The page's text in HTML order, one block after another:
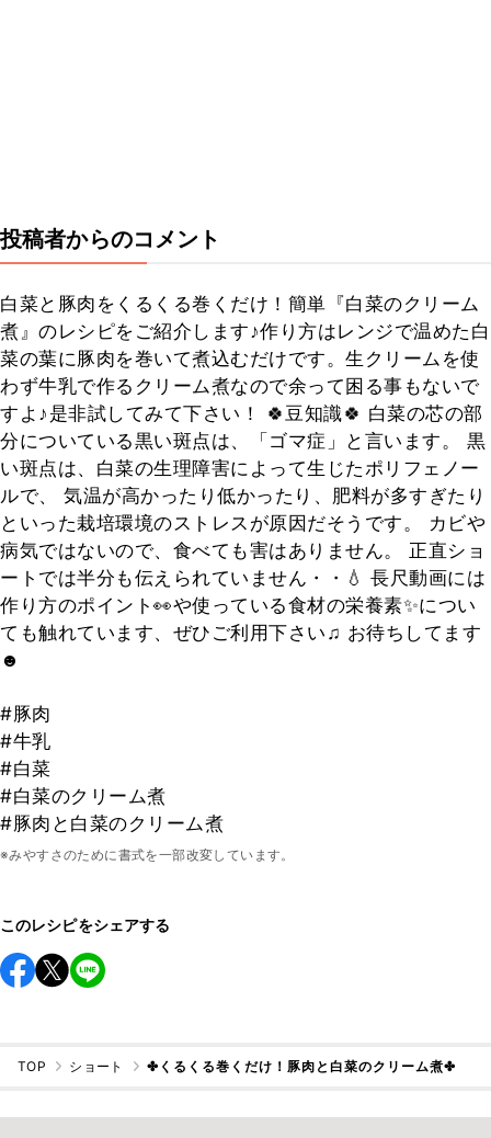
投稿者からのコメント
白菜と豚肉をくるくる巻くだけ！簡単『白菜のクリーム
煮』のレシピをご紹介します♪作り方はレンジで温めた白
菜の葉に豚肉を巻いて煮込むだけです。生クリームを使
わず牛乳で作るクリーム煮なので余って困る事もないで
すよ♪是非試してみて下さい！ 🍀豆知識🍀 白菜の芯の部
分についている黒い斑点は、「ゴマ症」と言います。 黒
い斑点は、白菜の生理障害によって生じたポリフェノー
ルで、 気温が高かったり低かったり、肥料が多すぎたり
といった栽培環境のストレスが原因だそうです。 カビや
病気ではないので、食べても害はありません。 正直ショ
ートでは半分も伝えられていません・・💧 長尺動画には
作り方のポイント👀や使っている食材の栄養素✨につい
ても触れています、ぜひご利用下さい♫ お待ちしてます
☻
#豚肉
#牛乳
#白菜
#白菜のクリーム煮
#豚肉と白菜のクリーム煮
※みやすさのために書式を一部改変しています。
このレシピをシェアする
TOP ショート ✤くるくる巻くだけ！豚肉と白菜のクリーム煮✤